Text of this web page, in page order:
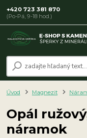
+420 723 381 870
(Po-Pá, 9-18 hod.)
Úvod Magnezit
Opál
náramok